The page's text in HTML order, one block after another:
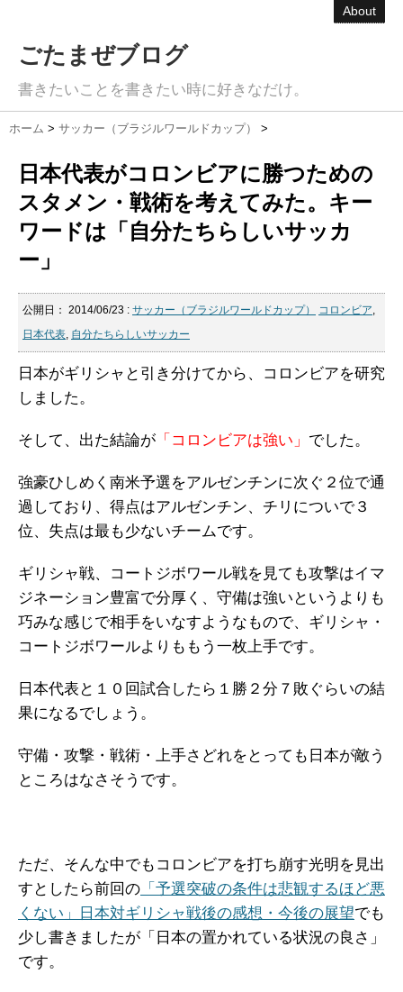
About
ごたまぜブログ
書きたいことを書きたい時に好きなだけ。
ホーム > サッカー（ブラジルワールドカップ） >
日本代表がコロンビアに勝つための
スタメン・戦術を考えてみた。キー
ワードは「自分たちらしいサッカ
ー」
公開日： 2014/06/23 : サッカー（ブラジルワールドカップ） コロンビア,
日本代表, 自分たちらしいサッカー
日本がギリシャと引き分けてから、コロンビアを研究
しました。
そして、出た結論が 「コロンビアは強い」 でした。
強豪ひしめく南米予選をアルゼンチンに次ぐ２位で通
過しており、得点はアルゼンチン、チリについで３
位、失点は最も少ないチームです。
ギリシャ戦、コートジボワール戦を見ても攻撃はイマ
ジネーション豊富で分厚く、守備は強いというよりも
巧みな感じで相手をいなすようなもので、ギリシャ・
コートジボワールよりももう一枚上手です。
日本代表と１０回試合したら１勝２分７敗ぐらいの結
果になるでしょう。
守備・攻撃・戦術・上手さどれをとっても日本が敵う
ところはなさそうです。
ただ、そんな中でもコロンビアを打ち崩す光明を見出
すとしたら前回の 「予選突破の条件は悲観するほど悪
くない」日本対ギリシャ戦後の感想・今後の展望でも
少し書きましたが「日本の置かれている状況の良さ」
です。